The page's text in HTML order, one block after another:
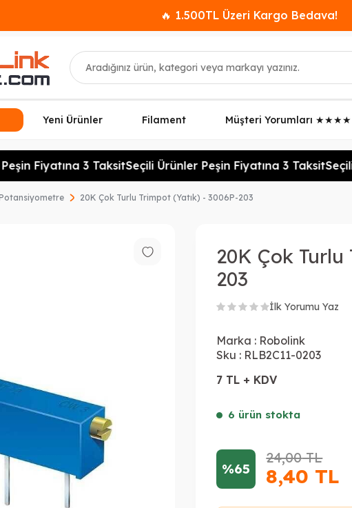
🔥 1.500TL Üzeri Kargo Bedava!
Ara
Yeni Ürünler Filament Müşteri Yorumları
Fiyatına 3 TaksitSeçili Ürünler Peşin Fiyatına 3 TaksitSeçili
20K Çok Turlu Trimpot (Yatık) - 3006P-203
20K Çok Turlu
203
İlk Yorumu Yaz
Marka : Robolink
Sku : RLB2C11-0203
7 TL + KDV
6 ürün stokta
%65
24,00TL
8,40 TL